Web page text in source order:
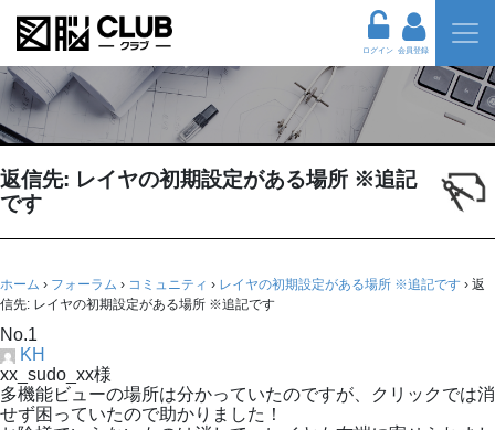
ログイン 会員登録
返信先: レイヤの初期設定がある場所 ※追記
です
ホーム › フォーラム › コミュニティ › レイヤの初期設定がある場所 ※追記です › 返
信先: レイヤの初期設定がある場所 ※追記です
No.1
KH
xx_sudo_xx様
多機能ビューの場所は分かっていたのですが、クリックでは消
せず困っていたので助かりました！